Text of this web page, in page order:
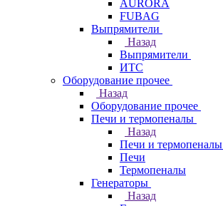
AURORA
FUBAG
Выпрямители
Назад
Выпрямители
ИТС
Оборудование прочее
Назад
Оборудование прочее
Печи и термопеналы
Назад
Печи и термопеналы
Печи
Термопеналы
Генераторы
Назад